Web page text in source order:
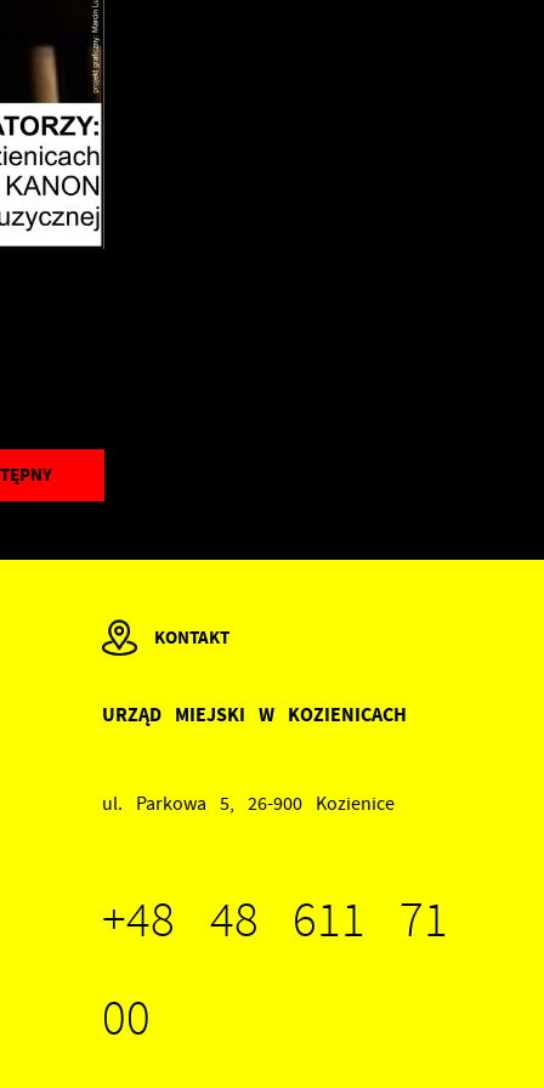
KONTAKT
URZĄD MIEJSKI W KOZIENICACH
ul. Parkowa 5, 26-900 Kozienice
+48 48 611 71
00